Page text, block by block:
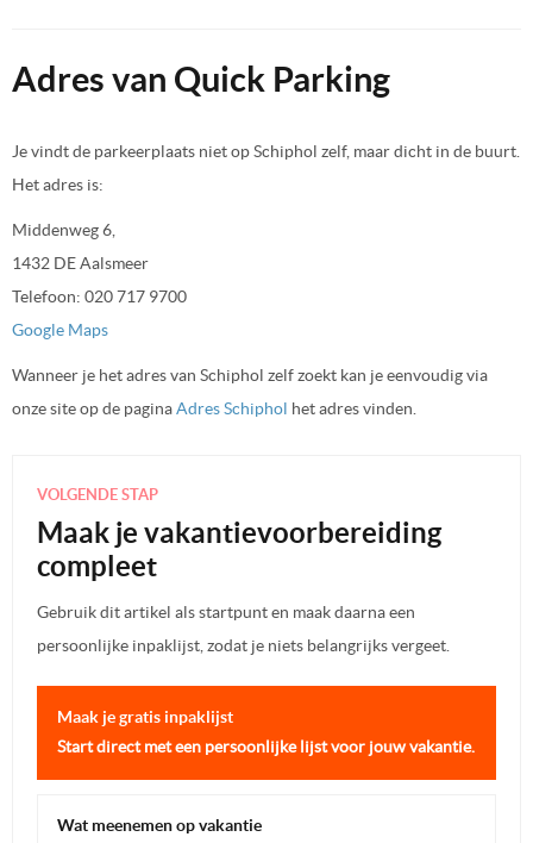
Adres van Quick Parking
Je vindt de parkeerplaats niet op Schiphol zelf, maar dicht in de buurt.
Het adres is:
Middenweg 6,
1432 DE Aalsmeer
Telefoon: 020 717 9700
Google Maps
Wanneer je het adres van Schiphol zelf zoekt kan je eenvoudig via
onze site op de paginaAdres Schiphol het adres vinden.
VOLGENDE STAP
Maak je vakantievoorbereiding
compleet
Gebruik dit artikel als startpunt en maak daarna een
persoonlijke inpaklijst, zodat je niets belangrijks vergeet.
Maak je gratis inpaklijst
Start direct met een persoonlijke lijst voor jouw vakantie.
Wat meenemen op vakantie